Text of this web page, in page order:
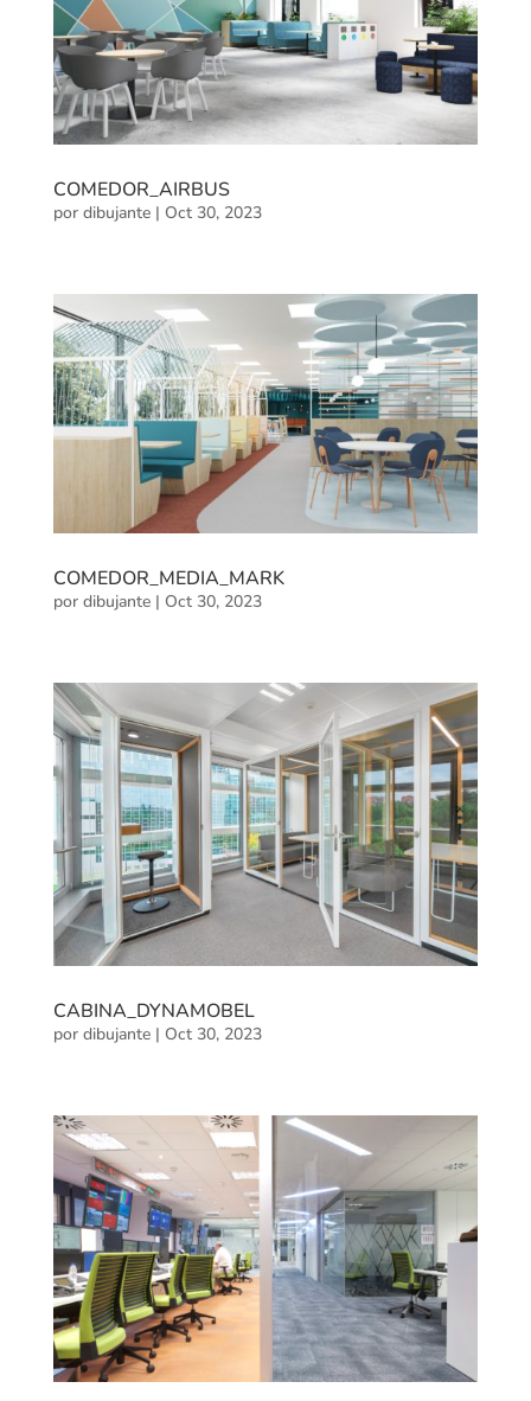
COMEDOR_AIRBUS
por dibujante| Oct 30, 2023
COMEDOR_MEDIA_MARK
por dibujante| Oct 30, 2023
CABINA_DYNAMOBEL
por dibujante| Oct 30, 2023